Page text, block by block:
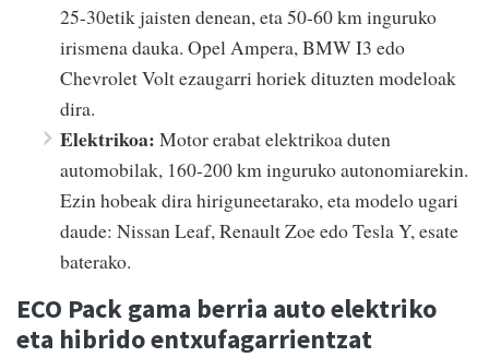
25-30etik jaisten denean, eta 50-60 km inguruko
irismena dauka. Opel Ampera, BMW I3 edo
Chevrolet Volt ezaugarri horiek dituzten modeloak
dira.
Elektrikoa: Motor erabat elektrikoa duten
automobilak, 160-200 km inguruko autonomiarekin.
Ezin hobeak dira hiriguneetarako, eta modelo ugari
daude: Nissan Leaf, Renault Zoe edo Tesla Y, esate
baterako.
ECO Pack gama berria auto elektriko
eta hibrido entxufagarrientzat